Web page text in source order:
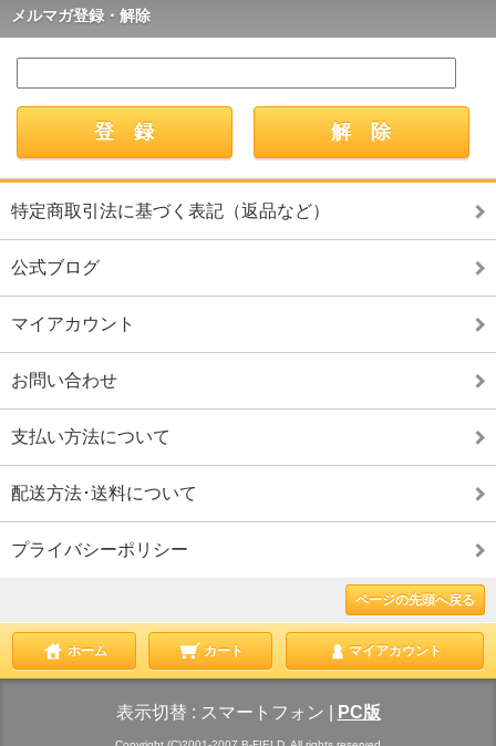
メルマガ登録・解除
特定商取引法に基づく表記（返品など）
公式ブログ
マイアカウント
お問い合わせ
支払い方法について
配送方法･送料について
プライバシーポリシー
ページの先頭へ戻る
ホーム カート マイアカウント
表示切替 : スマートフォン PC版